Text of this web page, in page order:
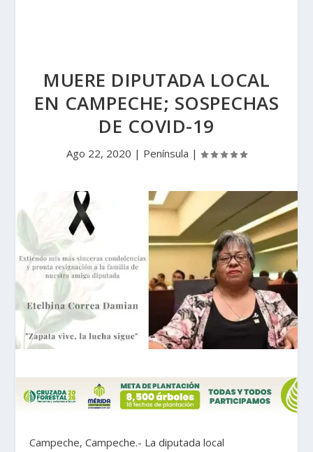
MUERE DIPUTADA LOCAL
EN CAMPECHE; SOSPECHAS
DE COVID-19
Ago 22, 2020 | Península |
Campeche, Campeche.- La diputada local